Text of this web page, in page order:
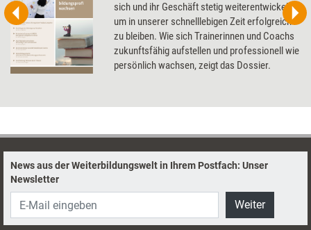
sich und ihr Geschäft stetig weiterentwickeln,
um in unserer schnelllebigen Zeit erfolgreich
zu bleiben. Wie sich Trainerinnen und Coachs
zukunftsfähig aufstellen und professionell wie
persönlich wachsen, zeigt das Dossier.
News aus der Weiterbildungswelt in Ihrem Postfach: Unser
Newsletter
Weiter